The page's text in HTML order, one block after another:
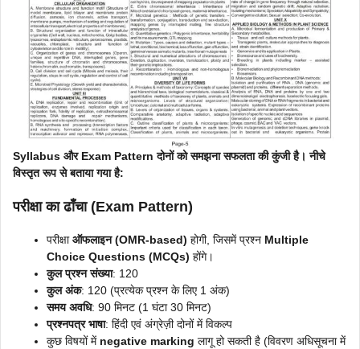
Syllabus और Exam Pattern दोनों को समझना सफलता की कुंजी है। नीचे
विस्तृत रूप से बताया गया है:
परीक्षा का ढाँचा (Exam Pattern)
परीक्षाऑफलाइन (OMR-based) होगी, जिसमें प्रश्न Multiple
Choice Questions (MCQs) होंगे।
कुल प्रश्न संख्या: 120
कुल अंक: 120 (प्रत्येक प्रश्न के लिए 1 अंक)
समय अवधि: 90 मिनट (1 घंटा 30 मिनट)
प्रश्नपत्र भाषा: हिंदी एवं अंग्रेज़ी दोनों में विकल्प
कुछ विषयों में negative marking लागू हो सकती है (विवरण अधिसूचना में